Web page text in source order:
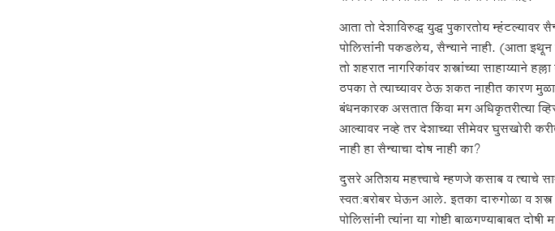
आता तो देशाविरुद्ध युद्ध पुकारतोय म्हंटल्यावर
पोलिसांनी पकडलेय, सैन्याने नाही. (आता इथून
तो शहरात नागरिकांवर शस्त्रांच्या साहाय्याने
ठपका ते त्याच्यावर ठेऊ शकत नाहीत कारण
बंधनकारक असतात किंवा मग अधिकृतरीत्या
आल्यावर नव्हे तर देशाच्या सीमेवर घुसखोरी
नाही हा सैन्याचा दोष नाही का?
दुसरे अतिशय महत्त्वाचे म्हणजे कसाब व त्याचे
स्वत:बरोबर घेऊन आले. इतका दारुगोळा व
पोलिसांनी त्यांना या गोष्टी बाळगण्याबाबत